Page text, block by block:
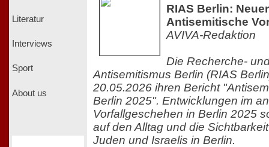
Literatur
Interviews
Sport
About us
RIAS Berlin:
Antisemitische
AVIVA-Redaktion
Die Recherche-
Antisemitismus Berlin (RIAS
20.05.2026 ihren Bericht
Berlin 2025". Entwicklungen im
Vorfallgeschehen in Berlin 2025
auf den Alltag und die
Juden und Israelis in Berlin.